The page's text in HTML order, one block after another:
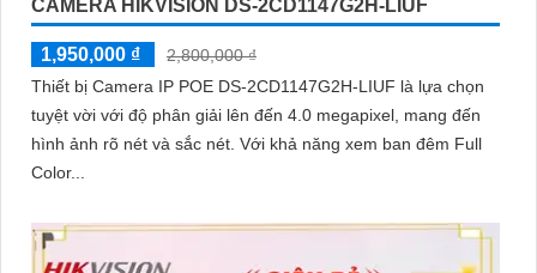
CAMERA HIKVISION DS-2CD1147G2H-LIUF
1,950,000 ₫
2,800,000 ₫
Thiết bị Camera IP POE DS-2CD1147G2H-LIUF là lựa chọn
tuyệt vời với độ phân giải lên đến 4.0 megapixel, mang đến
hình ảnh rõ nét và sắc nét. Với khả năng xem ban đêm Full
Color...